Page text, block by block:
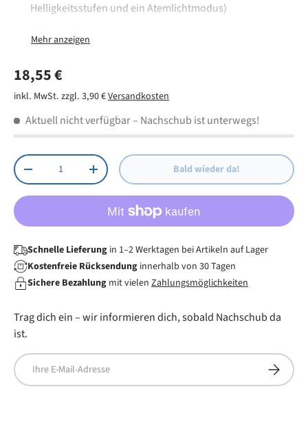
Helligkeitsstufen und ein Atemlichtmodus)
nur für Windows)
Flache Tasten ermöglichen ein komfortables, präzises
und leises Tippen
Lange Akkulaufzeit
Reichweite: Bis zu 10 m
Normaler Preis
18,55 €
inkl. MwSt. zzgl. 3,90 €Versandkosten
Aktuell nicht verfügbar– Nachschub ist unterwegs!
Anzahl
Menge verringernMenge erhöhen Bald wieder da!
Schnelle Lieferung in 1–2 Werktagen bei Artikeln auf Lager
Kostenfreie Rücksendung innerhalb von 30 Tagen
Sichere Bezahlung mit vielen Zahlungsmöglichkeiten
Trag dich ein – wir informieren dich, sobald Nachschub da
ist.
E-Mail